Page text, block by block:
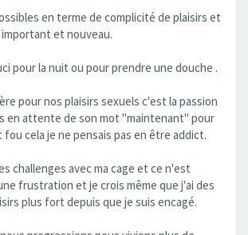
en terme de complicité de plaisirs et
et nouveau.
pour la nuit ou pour prendre une douche .
pour nos plaisirs sexuels c'est la passion
en attente de son mot "maintenant" pour
cela je ne pensais pas en être addict.
challenges avec ma cage et ce n'est
frustration et je crois même que j'ai des
plus fort depuis que je suis encagé.